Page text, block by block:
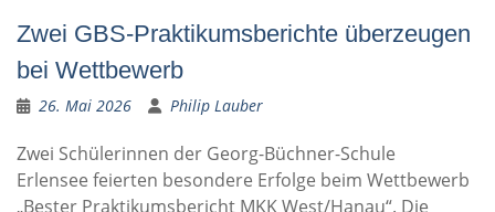
Zwei GBS-Praktikumsberichte überzeugen
bei Wettbewerb
26. Mai 2026 Philip Lauber
Zwei Schülerinnen der Georg-Büchner-Schule
Erlensee feierten besondere Erfolge beim Wettbewerb
„Bester Praktikumsbericht MKK West/Hanau“. Die